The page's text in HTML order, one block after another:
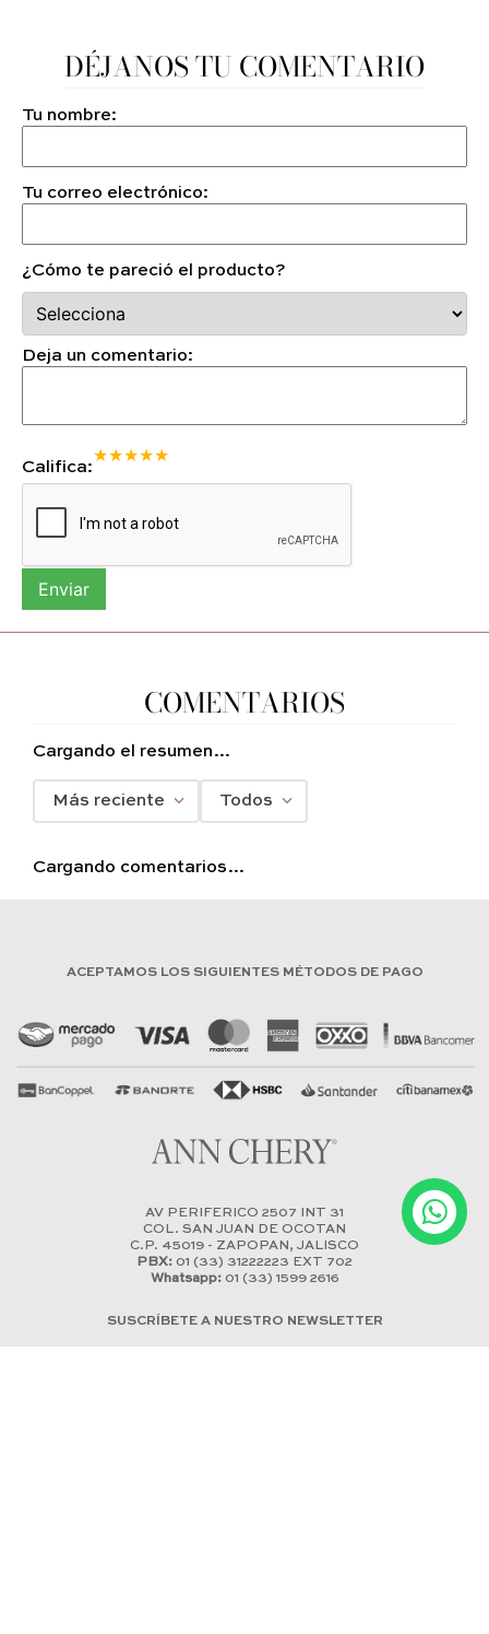
DÉJANOS TU COMENTARIO
Tu nombre:
Tu correo electrónico:
¿Cómo te pareció el producto?
Deja un comentario:
Califica:
★
★
★
★
★
Enviar
COMENTARIOS
Cargando el resumen…
Más reciente Todos
Cargando comentarios…
ACEPTAMOS LOS SIGUIENTES MÉTODOS DE PAGO
AV PERIFERICO 2507 INT 31
COL. SAN JUAN DE OCOTAN
C.P. 45019 - ZAPOPAN, JALISCO
PBX: 01 (33) 31222223 EXT 702
Whatsapp:01 (33) 1599 2616
SUSCRÍBETE A NUESTRO NEWSLETTER